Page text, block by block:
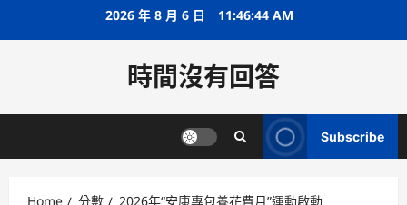
2026 年 8 月 6 日 11:46:44 AM
時間沒有回答
Subscribe
Home 分數 2026年“安康專包養花費月”運動啟動